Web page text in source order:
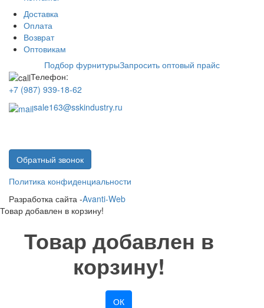
Доставка
Оплата
Возврат
Оптовикам
Подбор фурнитурыЗапросить оптовый прайс
Телефон:
+7 (987) 939-18-62
sale163@sskindustry.ru
Обратный звонок
Политика конфиденциальности
Разработка сайта -Avanti-Web
Товар добавлен в корзину!
Товар добавлен в
корзину!
ОК